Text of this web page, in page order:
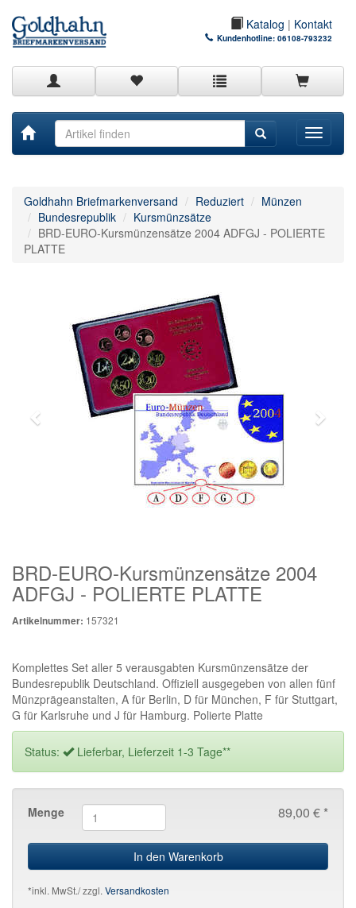
Katalog | Kontakt
Kundenhotline: 06108-793232
Toggle
Goldhahn Briefmarkenversand Reduziert
Münzen
Bundesrepublik
Kursmünzsätze
BRD-EURO-Kursmünzensätze 2004 ADFGJ - POLIERTE
PLATTE
BRD-EURO-Kursmünzensätze 2004
ADFGJ - POLIERTE PLATTE
Artikelnummer: 157321
Komplettes Set aller 5 verausgabten Kursmünzensätze der
Bundesrepublik Deutschland. Offiziell ausgegeben von allen fünf
Münzprägeanstalten, A für Berlin, D für München, F für Stuttgart,
G für Karlsruhe und J für Hamburg. Polierte Platte
Status: Lieferbar, Lieferzeit 1-3 Tage**
89,00 € *
Menge
In den Warenkorb
*inkl. MwSt./ zzgl.Versandkosten